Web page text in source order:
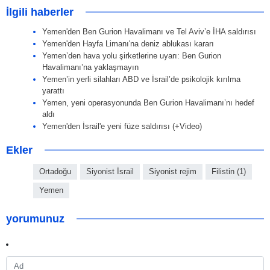
İlgili haberler
Yemen'den Ben Gurion Havalimanı ve Tel Aviv’e İHA saldırısı
Yemen'den Hayfa Limanı'na deniz ablukası kararı
Yemen’den hava yolu şirketlerine uyarı: Ben Gurion
Havalimanı’na yaklaşmayın
Yemen’in yerli silahları ABD ve İsrail’de psikolojik kırılma
yarattı
Yemen, yeni operasyonunda Ben Gurion Havalimanı’nı hedef
aldı
Yemen'den İsrail'e yeni füze saldırısı (+Video)
Ekler
Ortadoğu Siyonist İsrail Siyonist rejim Filistin (1)
Yemen
yorumunuz